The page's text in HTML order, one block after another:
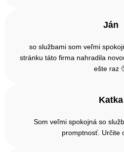
Ján
so službami som veľmi
stránku táto firma nahradila
ešte raz
Katka
Som veľmi spokojná so
promptnosť. Určite